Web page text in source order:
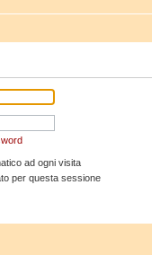
ad ogni visita
per questa sessione